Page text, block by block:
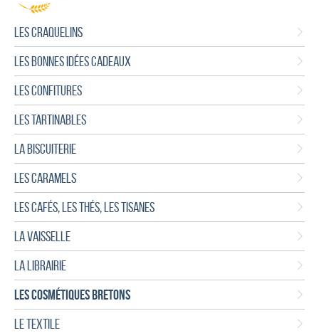
LES CRAQUELINS
LES BONNES IDÉES CADEAUX
LES CONFITURES
LES TARTINABLES
LA BISCUITERIE
LES CARAMELS
LES CAFÉS, LES THÉS, LES TISANES
LA VAISSELLE
LA LIBRAIRIE
LES COSMÉTIQUES BRETONS
LE TEXTILE